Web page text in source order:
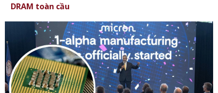
DRAM toàn cầu